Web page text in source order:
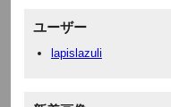
ユーザー
lapislazuli